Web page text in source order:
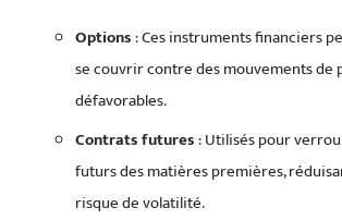
Options: Ces instruments financiers
se couvrir contre des mouvements de
défavorables.
Contrats futures: Utilisés pour
futurs des matières premières,
risque de volatilité.